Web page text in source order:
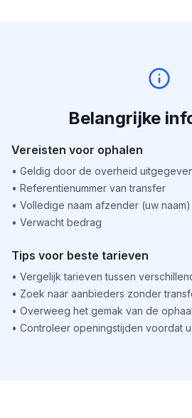
Belangrijke
Vereisten voor ophalen
• Geldig door de overheid
• Referentienummer van transfer
• Volledige naam afzender (uw naam)
• Verwacht bedrag
Tips voor beste tarieven
• Vergelijk tarieven tussen
• Zoek naar aanbieders zonder
• Overweeg het gemak van de
• Controleer openingstijden voordat